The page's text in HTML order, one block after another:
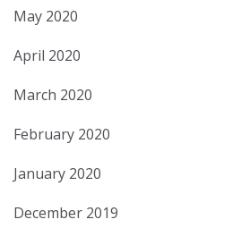
May 2020
April 2020
March 2020
February 2020
January 2020
December 2019